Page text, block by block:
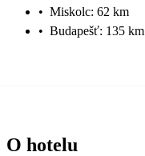
• Miskolc: 62 km
• Budapešť: 135 km
O hotelu